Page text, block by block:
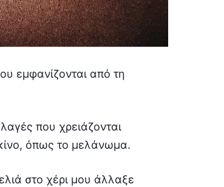
εμφανίζονται από τη
που χρειάζονται
όπως το μελάνωμα.
στο χέρι μου άλλαξε